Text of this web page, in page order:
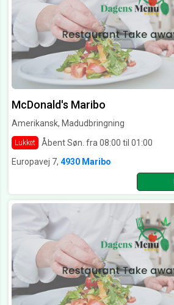
McDonald's Maribo
Amerikansk, Madudbringning
Lukket
Åbent Søn. fra 08:00 til 01:00
Europavej 7, 4930 Maribo